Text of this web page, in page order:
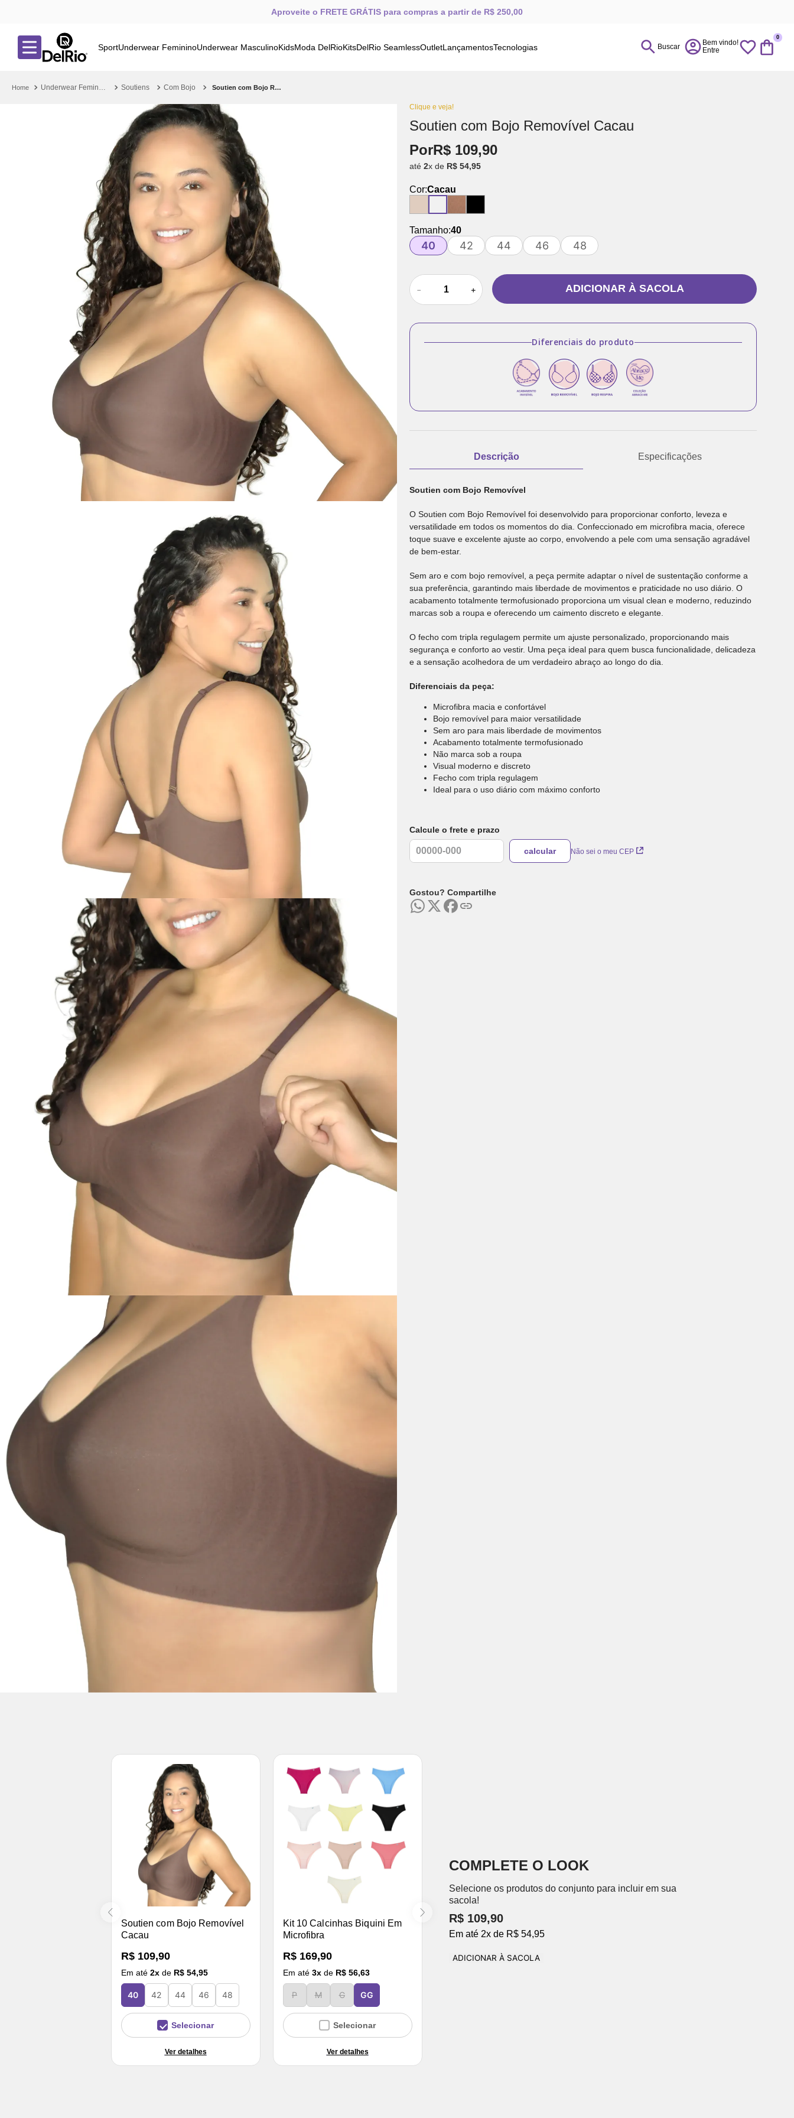
Aproveite o FRETE GRÁTIS para compras a partir de R$ 250,00
SportUnderwear FemininoUnderwear MasculinoKidsModa DelRioKitsDelRio SeamlessOutletLançamentosTecnologias Buscar
0
Underwear Feminino Soutiens Com Bojo Soutien com Bojo Removível Cacau
Clique e veja!
Soutien com Bojo Removível Cacau
PorR$ 109,90
até 2x de R$ 54,95
Cor:Cacau
Tamanho:40
40 42 44 46 48
＋
－ ADICIONAR À SACOLA
Diferenciais do produto
Descrição Especificações
Soutien com Bojo Removível
O Soutien com Bojo Removível foi desenvolvido para proporcionar conforto, leveza e
versatilidade em todos os momentos do dia. Confeccionado em microfibra macia, oferece
toque suave e excelente ajuste ao corpo, envolvendo a pele com uma sensação agradável
de bem-estar.
Sem aro e com bojo removível, a peça permite adaptar o nível de sustentação conforme a
sua preferência, garantindo mais liberdade de movimentos e praticidade no uso diário. O
acabamento totalmente termofusionado proporciona um visual clean e moderno, reduzindo
marcas sob a roupa e oferecendo um caimento discreto e elegante.
O fecho com tripla regulagem permite um ajuste personalizado, proporcionando mais
segurança e conforto ao vestir. Uma peça ideal para quem busca funcionalidade, delicadeza
e a sensação acolhedora de um verdadeiro abraço ao longo do dia.
Diferenciais da peça:
Microfibra macia e confortável
Bojo removível para maior versatilidade
Sem aro para mais liberdade de movimentos
Acabamento totalmente termofusionado
Não marca sob a roupa
Visual moderno e discreto
Fecho com tripla regulagem
Ideal para o uso diário com máximo conforto
Calcule o frete e prazo
Não sei o meu CEP
Gostou? Compartilhe
Soutien com Bojo Removível
Cacau
R$ 109,90
Em até 2x de R$ 54,95
40 42 44 46 48
Selecionar
Ver detalhes
Kit 10 Calcinhas Biquini Em
Microfibra
R$ 169,90
Em até 3x de R$ 56,63
P M G GG
Selecionar
Ver detalhes
COMPLETE O LOOK
Selecione os produtos do conjunto para incluir em sua
sacola!
R$ 109,90
Em até 2x de R$ 54,95
ADICIONAR À SACOLA